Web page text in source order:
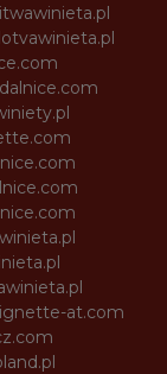
lotvawinieta.pl
at.com